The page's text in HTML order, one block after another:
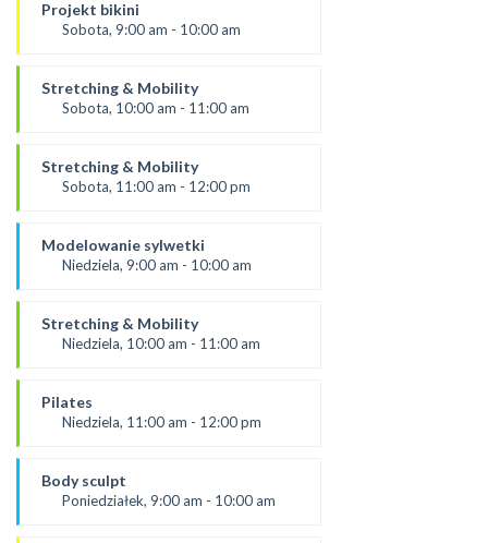
Rafał
*Zajęcia dla dorosłych i dzieci
Projekt bikini
Sobota, 9:00 am - 10:00 am
Ola C.
* Zajęcia dla dorosłych i dzieci
Stretching & Mobility
Sobota, 10:00 am - 11:00 am
Ola C.
*Zajęcia dla dorosłych i dzieci
Stretching & Mobility
Sobota, 11:00 am - 12:00 pm
Aneta
*Zajęcia dla dorosłych i dzieci
Modelowanie sylwetki
Niedziela, 9:00 am - 10:00 am
Aneta J
SALA 1
Stretching & Mobility
Niedziela, 10:00 am - 11:00 am
Aneta J
*Zajęcia dla dorosłych i dzieci
Pilates
Niedziela, 11:00 am - 12:00 pm
Żaneta
SALA 1
Body sculpt
Poniedziałek, 9:00 am - 10:00 am